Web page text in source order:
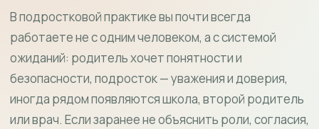
В подростковой практике вы почти всегда
работаете не с одним человеком, а с системой
ожиданий: родитель хочет понятности и
безопасности, подросток — уважения и доверия,
иногда рядом появляются школа, второй родитель
или врач. Если заранее не объяснить роли, согласия,